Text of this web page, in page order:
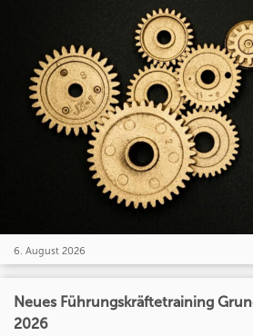
6. August 2026
Neues Führungskräftetraining
2026